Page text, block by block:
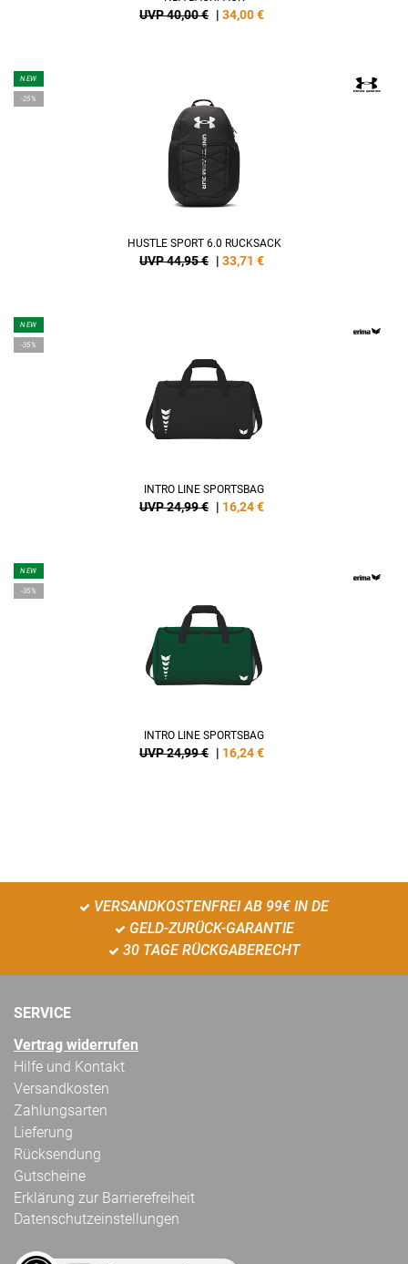
UVP 40,00 € | 34,00€
NEW
-25%
HUSTLE SPORT 6.0 RUCKSACK
UVP 44,95 € | 33,71 €
NEW
-35%
INTRO LINE SPORTSBAG
UVP 24,99 € | 16,24€
NEW
-35%
INTRO LINE SPORTSBAG
UVP 24,99 € | 16,24€
VERSANDKOSTENFREI AB 99€ IN DE
GELD-ZURÜCK-GARANTIE
30 TAGE RÜCKGABERECHT
SERVICE
Vertrag widerrufen
Hilfe und Kontakt
Versandkosten
Zahlungsarten
Lieferung
Rücksendung
Gutscheine
Erklärung zur Barrierefreiheit
Datenschutzeinstellungen